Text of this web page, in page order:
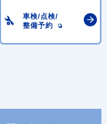
車検/点検/
整備予約